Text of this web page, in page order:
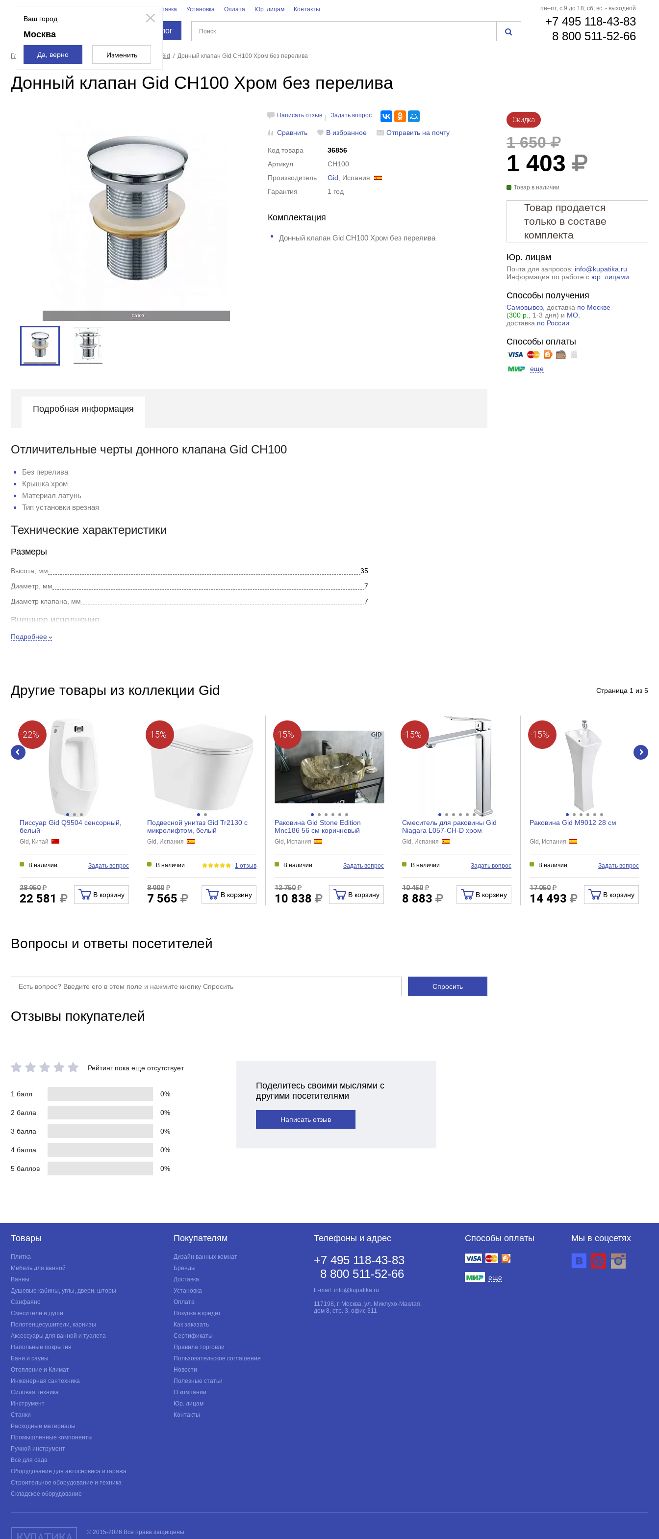
Ваш город
Москва
Да, верно Изменить
Доставка Установка Оплата Юр. лицам Контакты
Каталог
пн–пт, с 9 до 18; сб, вс: - выходной
+7 495 118-43-83
8 800 511-52-66
Главная страница Донные клапаны Gid Донный клапан Gid CH100 Хром без перелива
Донный клапан Gid CH100 Хром без перелива
Написать отзыв Задать вопрос
Сравнить В избранное Отправить на почту
Код товара
36856
Артикул
CH100
Производитель
Gid , Испания
Гарантия
1 год
Комплектация
Донный клапан Gid CH100 Хром без перелива
Скидка
1 650
1 403
Товар в наличии
Товар продается
только в составе
комплекта
Юр. лицам
Почта для запросов: info@kupatika.ru
Информация по работе с юр. лицами
Способы получения
Самовывоз, доставка по Москве
(300 р. , 1-3 дня) и МО,
доставка по России
Способы оплаты
еще
Подробная информация
Отличительные черты донного клапана Gid CH100
Без перелива
Крышка хром
Материал латунь
Тип установки врезная
Технические характеристики
Размеры
Высота, мм
35
Диаметр, мм
7
Диаметр клапана, мм
7
Внешнее исполнение
Цвет
Стиль
Материал
Перелив
Тип клапана
Внешний
Раковина
Подробнее
Другие товары из коллекции Gid Страница 1 из 5
-22%
Писсуар Gid Q9504 сенсорный,
белый
Gid, Китай
В наличии Задать вопрос
28 950
22 581 В корзину
-15%
Подвесной унитаз Gid Tr2130 с
микролифтом, белый
Gid, Испания
В наличии 1 отзыв
8 900
7 565 В корзину
-15%
Раковина Gid Stone Edition
Mnc186 56 см коричневый
Gid, Испания
В наличии Задать вопрос
12 750
10 838 В корзину
-15%
Смеситель для раковины Gid
Niagara L057-CH-D хром
Gid, Испания
В наличии Задать вопрос
10 450
8 883 В корзину
-15%
Раковина Gid M9012 28 см
Gid, Испания
В наличии Задать вопрос
17 050
14 493 В корзину
Вопросы и ответы посетителей
Спросить
Отзывы покупателей
Рейтинг пока еще отсутствует
1 балл 0%
2 балла 0%
3 балла 0%
4 балла 0%
5 баллов 0%
Поделитесь своими мыслями с
другими посетителями
Написать отзыв
Товары
Плитка
Мебель для ванной
Ванны
Душевые кабины, углы, двери, шторы
Санфаянс
Смесители и души
Полотенцесушители, карнизы
Аксессуары для ванной и туалета
Напольные покрытия
Бани и сауны
Отопление и Климат
Инженерная сантехника
Силовая техника
Инструмент
Станки
Расходные материалы
Промышленные компоненты
Ручной инструмент
Всё для сада
Оборудование для автосервиса и гаража
Строительное оборудование и техника
Складское оборудование
Покупателям
Дизайн ванных комнат
Бренды
Доставка
Установка
Оплата
Покупка в кредит
Как заказать
Сертификаты
Правила торговли
Пользовательское соглашение
Новости
Полезные статьи
О компании
Юр. лицам
Контакты
Телефоны и адрес
+7 495 118-43-83
8 800 511-52-66
E-mail: info@kupatika.ru
117198, г. Москва, ул. Миклухо-Маклая,
дом 8, стр. 3, офис 311
Способы оплаты
еще
Мы в соцсетях
© 2015-2026 Все права защищены.